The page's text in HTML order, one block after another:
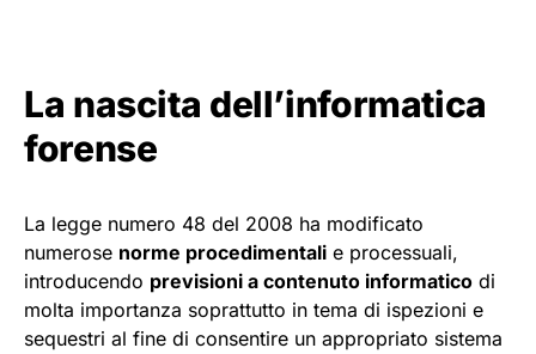
La nascita dell’informatica
forense
La legge numero 48 del 2008 ha modificato
numerose norme procedimentali e processuali,
introducendo previsioni a contenuto informatico di
molta importanza soprattutto in tema di ispezioni e
sequestri al fine di consentire un appropriato sistema